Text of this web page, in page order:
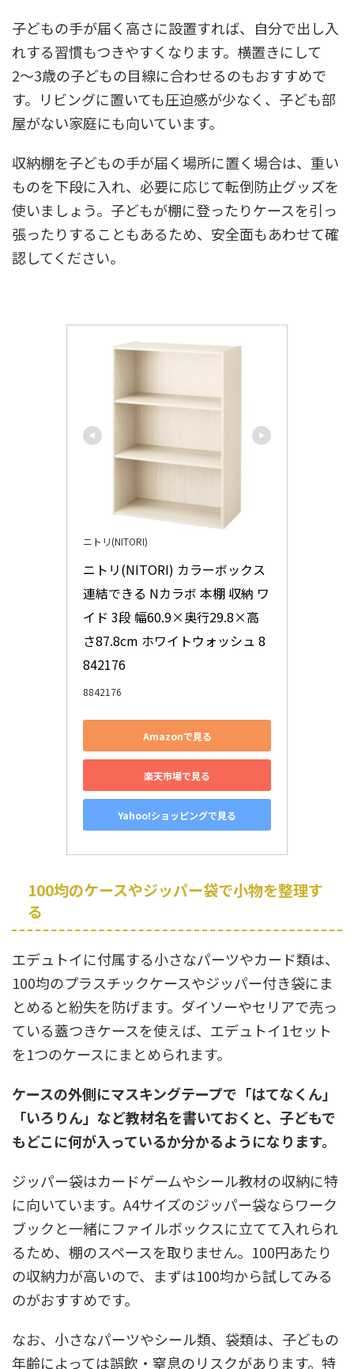
子どもの手が届く高さに設置すれば、自分で出し入
れする習慣もつきやすくなります。横置きにして
2〜3歳の子どもの目線に合わせるのもおすすめで
す。リビングに置いても圧迫感が少なく、子ども部
屋がない家庭にも向いています。
収納棚を子どもの手が届く場所に置く場合は、重い
ものを下段に入れ、必要に応じて転倒防止グッズを
使いましょう。子どもが棚に登ったりケースを引っ
張ったりすることもあるため、安全面もあわせて確
認してください。
ニトリ(NITORI)
ニトリ(NITORI) カラーボックス
連結できる Nカラボ 本棚 収納 ワ
イド 3段 幅60.9×奥行29.8×高
さ87.8cm ホワイトウォッシュ 8
842176
8842176
Amazonで見る
楽天市場で見る
Yahoo!ショッピングで見る
100均のケースやジッパー袋で小物を整理す
る
エデュトイに付属する小さなパーツやカード類は、
100均のプラスチックケースやジッパー付き袋にま
とめると紛失を防げます。ダイソーやセリアで売っ
ている蓋つきケースを使えば、エデュトイ1セット
を1つのケースにまとめられます。
ケースの外側にマスキングテープで「はてなくん」
「いろりん」など教材名を書いておくと、子どもで
もどこに何が入っているか分かるようになります。
ジッパー袋はカードゲームやシール教材の収納に特
に向いています。A4サイズのジッパー袋ならワーク
ブックと一緒にファイルボックスに立てて入れられ
るため、棚のスペースを取りません。100円あたり
の収納力が高いので、まずは100均から試してみる
のがおすすめです。
なお、小さなパーツやシール類、袋類は、子どもの
年齢によっては誤飲・窒息のリスクがあります。特